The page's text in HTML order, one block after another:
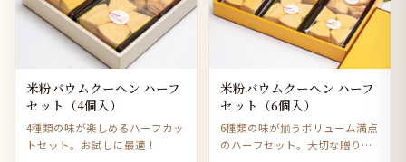
米粉バウムクーヘン ハーフ
セット（4個入）
4種類の味が楽しめるハーフカッ
トセット。お試しに最適！
米粉バウムクーヘン ハーフ
セット（6個入）
6種類の味が揃うボリューム満点
のハーフセット。大切な贈り物